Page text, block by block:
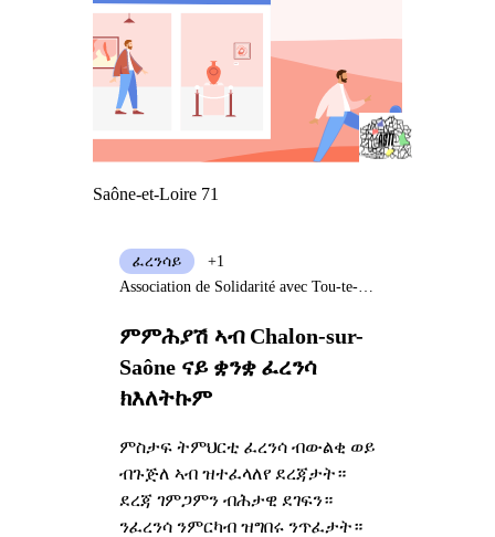
Saône-et-Loire 71
ምምሕያሽ ኣብ Chalon-sur-
Saône ናይ ቋንቋ ፈረንሳ
ክእለትኩም
ምስታፍ ትምህርቲ ፈረንሳ ብውልቂ ወይ
ብጉጅለ ኣብ ዝተፈላለየ ደረጃታት።
ደረጃ ገምጋምን ብሕታዊ ደገፍን።
ንፈረንሳ ንምርካብ ዝግበሩ ንጥፈታት።
ፈረንሳይ
+1
Association de Solidarité avec Tou-te-s les Immigré-e-s